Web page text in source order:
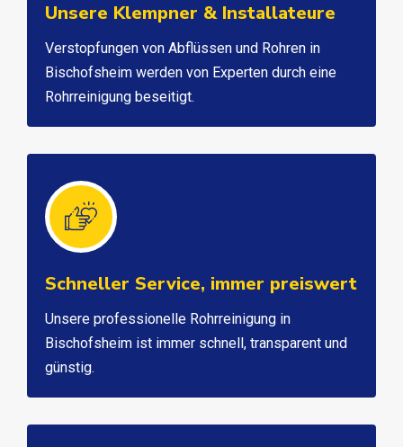
Unsere Klempner & Installateure
Verstopfungen von Abflüssen und Rohren in
Bischofsheim werden von Experten durch eine
Rohrreinigung beseitigt.
Schneller Service, immer preiswert
Unsere professionelle Rohrreinigung in
Bischofsheim ist immer schnell, transparent und
günstig.